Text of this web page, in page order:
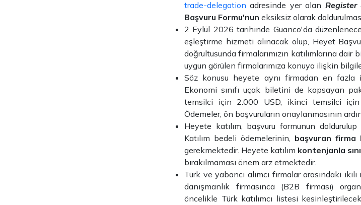
trade-delegation adresinde yer alan Register
Başvuru Formu'nun eksiksiz olarak
2 Eylül 2026 tarihinde Guanco'da
eşleştirme hizmeti alınacak olup, Heyet
doğrultusunda firmalarımızın katılımlarına dair
uygun görülen firmalarımıza konuya ilişkin
Söz konusu heyete aynı firmadan en fazla
Ekonomi sınıfı uçak biletini de kapsayan
temsilci için 2.000 USD, ikinci temsilci
Ödemeler, ön başvuruların onaylanmasının
Heyete katılım, başvuru formunun
Katılım bedeli ödemelerinin, başvuran firma
gerekmektedir. Heyete katılım kontenjanla
bırakılmaması önem arz etmektedir.
Türk ve yabancı alımcı firmalar arasındaki
danışmanlık firmasınca (B2B firması)
öncelikle Türk katılımcı listesi